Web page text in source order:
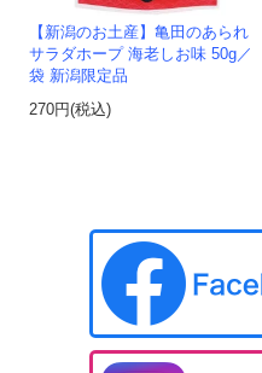
【新潟のお土産】亀田のあられ
サラダホープ 海老しお味 50g／
袋 新潟限定品
270円(税込)